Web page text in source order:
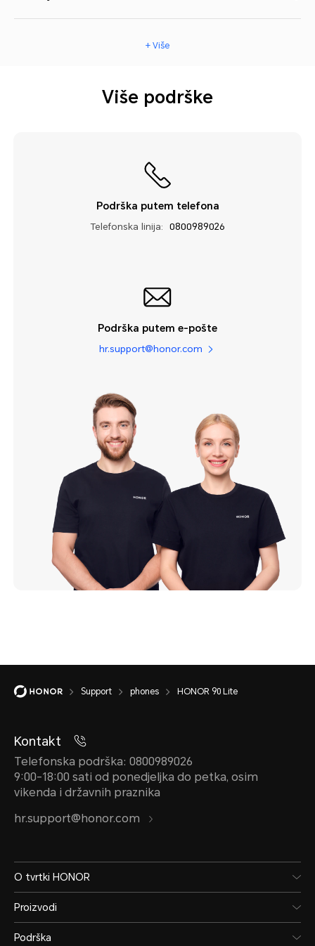
+ Više
Više podrške
Podrška putem telefona
Telefonska linija: 0800989026
Podrška putem e-pošte
hr.support@honor.com
Support phones HONOR 90 Lite
Kontakt
Telefonska podrška: 0800989026
9:00-18:00 sati od ponedjeljka do petka, osim
vikenda i državnih praznika
hr.support@honor.com
O tvrtki HONOR
Proizvodi
Podrška